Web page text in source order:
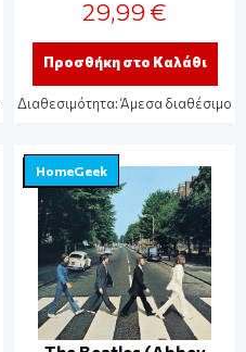
29,99 €
Προσθήκη στο Καλάθι
Διαθεσιμότητα:Άμεσα διαθέσιμο
HomeGeek